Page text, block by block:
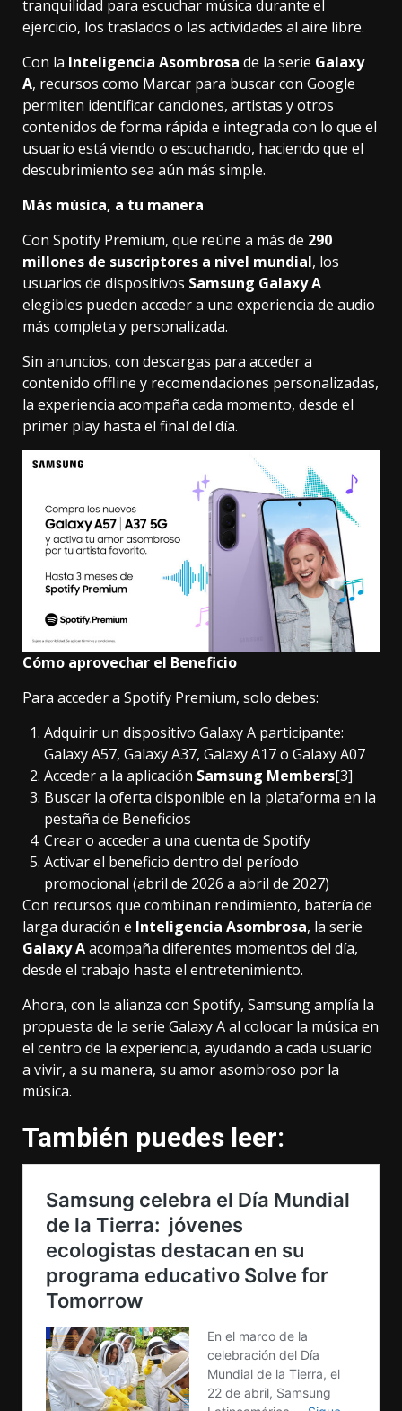
tranquilidad para escuchar música durante el
ejercicio, los traslados o las actividades al aire libre.
Con la Inteligencia Asombrosa de la serie Galaxy
A, recursos como Marcar para buscar con Google
permiten identificar canciones, artistas y otros
contenidos de forma rápida e integrada con lo que el
usuario está viendo o escuchando, haciendo que el
descubrimiento sea aún más simple.
Más música, a tu manera
Con Spotify Premium, que reúne a más de 290
millones de suscriptores a nivel mundial, los
usuarios de dispositivos Samsung Galaxy A
elegibles pueden acceder a una experiencia de audio
más completa y personalizada.
Sin anuncios, con descargas para acceder a
contenido offline y recomendaciones personalizadas,
la experiencia acompaña cada momento, desde el
primer play hasta el final del día.
Cómo aprovechar el Beneficio
Para acceder a Spotify Premium, solo debes:
Adquirir un dispositivo Galaxy A participante:
Galaxy A57, Galaxy A37, Galaxy A17 o Galaxy A07
Acceder a la aplicación Samsung Members[3]
Buscar la oferta disponible en la plataforma en la
pestaña de Beneficios
Crear o acceder a una cuenta de Spotify
Activar el beneficio dentro del período
promocional (abril de 2026 a abril de 2027)
Con recursos que combinan rendimiento, batería de
larga duración e Inteligencia Asombrosa, la serie
Galaxy Aacompaña diferentes momentos del día,
desde el trabajo hasta el entretenimiento.
Ahora, con la alianza con Spotify, Samsung amplía la
propuesta de la serie Galaxy A al colocar la música en
el centro de la experiencia, ayudando a cada usuario
a vivir, a su manera, su amor asombroso por la
música.
También puedes leer: